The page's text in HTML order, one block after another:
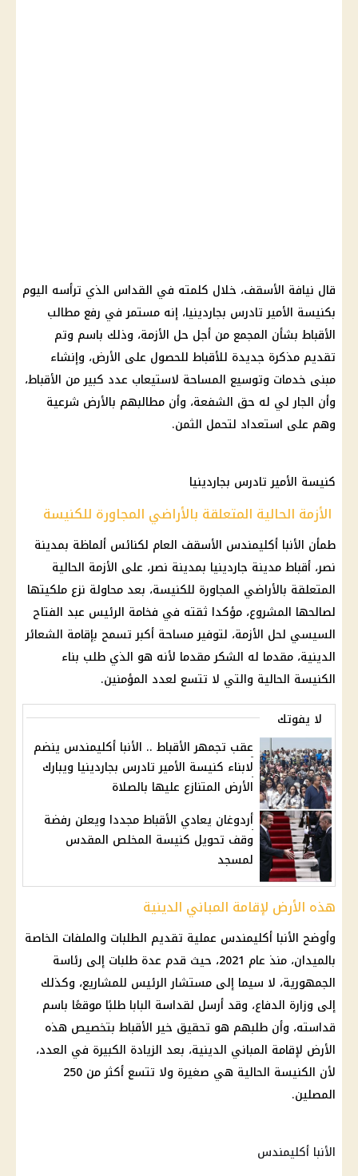
قال نيافة الأسقف، خلال كلمته في القداس الذي ترأسه اليوم
بكنيسة الأمير تادرس بجاردينيا، إنه مستمر في رفع مطالب
الأقباط بشأن المجمع من أجل حل الأزمة، وذلك باسم وتم
تقديم مذكرة جديدة للأقباط للحصول على الأرض، وإنشاء
مبنى خدمات وتوسيع المساحة لاستيعاب عدد كبير من الأقباط،
وأن الجار لي له حق الشفعة، وأن مطالبهم بالأرض شرعية
وهم على استعداد لتحمل الثمن.
كنيسة الأمير تادرس بجاردينيا
الأزمة الحالية المتعلقة بالأراضي المجاورة للكنيسة
طمأن الأنبا أكليمندس الأسقف العام لكنائس ألماظة بمدينة
نصر، أقباط مدينة جاردينيا بمدينة نصر، على الأزمة الحالية
المتعلقة بالأراضي المجاورة للكنيسة، بعد محاولة نزع ملكيتها
لصالحها المشروع، مؤكدا ثقته في فخامة الرئيس عبد الفتاح
السيسي لحل الأزمة، لتوفير مساحة أكبر تسمح بإقامة الشعائر
الدينية، مقدما له الشكر مقدما لأنه هو الذي طلب بناء
الكنيسة الحالية والتي لا تتسع لعدد المؤمنين.
لا يفوتك
عقب تجمهر الأقباط .. الأنبا أكليمندس ينضم
لابناء كنيسة الأمير تادرس بجاردينيا ويبارك
الأرض المتنازع عليها بالصلاة
أردوغان يعادي الأقباط مجددا ويعلن رفضة
وقف تحويل كنيسة المخلص المقدس
لمسجد
هذه الأرض لإقامة المباني الدينية
وأوضح الأنبا أكليمندس عملية تقديم الطلبات والملفات الخاصة
بالميدان، منذ عام 2021، حيث قدم عدة طلبات إلى رئاسة
الجمهورية، لا سيما إلى مستشار الرئيس للمشاريع، وكذلك
إلى وزارة الدفاع، وقد أرسل لقداسة البابا طلبًا موقعًا باسم
قداسته، وأن طلبهم هو تحقيق خير الأقباط بتخصيص هذه
الأرض لإقامة المباني الدينية، بعد الزيادة الكبيرة في العدد،
لأن الكنيسة الحالية هي صغيرة ولا تتسع أكثر من 250
المصلين.
الأنبا أكليمندس